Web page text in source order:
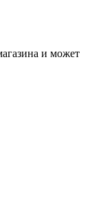
и может